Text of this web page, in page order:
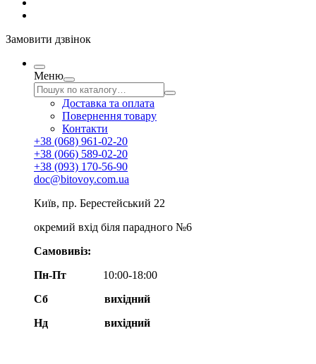
Замовити дзвінок
Меню
Доставка та оплата
Повернення товару
Контакти
+38 (068) 961-02-20
+38 (066) 589-02-20
+38 (093) 170-56-90
doc@bitovoy.com.ua
Київ, пр. Берестейський 22
окремий вхід біля парадного №6
Самовивіз:
Пн-Пт
10:00-18:00
Сб
вихідний
Нд
вихідний